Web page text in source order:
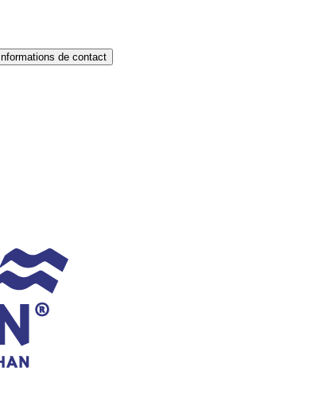
Informations de contact